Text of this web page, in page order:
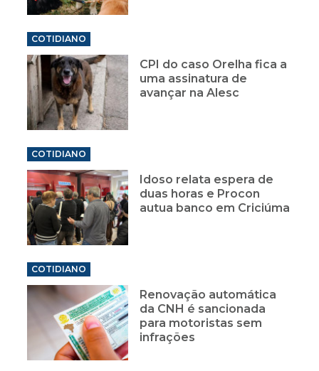
COTIDIANO
CPI do caso Orelha fica a
uma assinatura de
avançar na Alesc
COTIDIANO
Idoso relata espera de
duas horas e Procon
autua banco em Criciúma
COTIDIANO
Renovação automática
da CNH é sancionada
para motoristas sem
infrações